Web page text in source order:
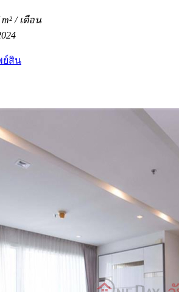
m² / เดือน
ย์สิน